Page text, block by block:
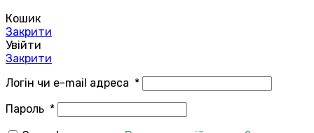
Кошик
Закрити
Увійти
Закрити
Логін чи e-mail адреса *
Пароль *